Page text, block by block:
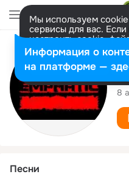
Мы используем
сервисы для вас.
настроить cookie-
представитель.
Разрешить все
8
Песни
Информация о
на платформе —